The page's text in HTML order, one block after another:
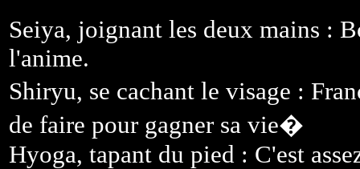
Seiya, joignant les deux mains :
l'anime.
Shiryu, se cachant le visage :
de faire pour gagner sa vie�
Hyoga, tapant du pied : C'est